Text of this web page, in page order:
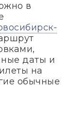
в
даты и
на
обычные